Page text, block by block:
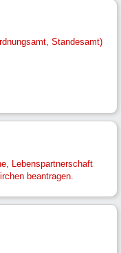
Standesamt)
Lebenspartnerschaft
beantragen.